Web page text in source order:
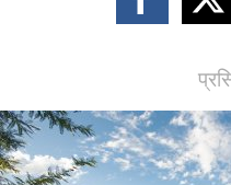
on
on